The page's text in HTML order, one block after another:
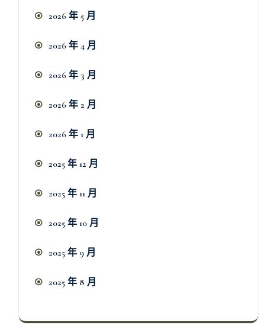
2026 年 5 月
2026 年 4 月
2026 年 3 月
2026 年 2 月
2026 年 1 月
2025 年 12 月
2025 年 11 月
2025 年 10 月
2025 年 9 月
2025 年 8 月